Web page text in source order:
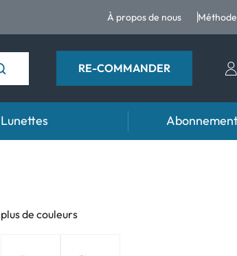
À propos de nous
RE-COMMANDER
Lunettes
plus de couleurs